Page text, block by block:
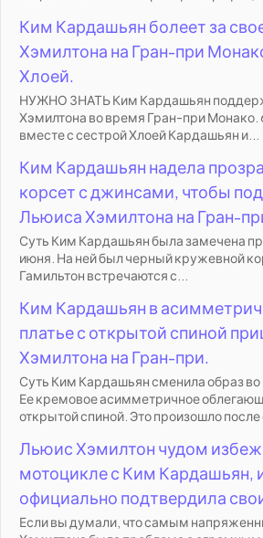
Ким Кардашьян болеет за
Хэмилтона на Гран-при
Хлоей.
НУЖНО ЗНАТЬ Ким Кардашьян
Хэмилтона во время Гран-при
вместе с сестрой Хлоей Кардашьян и...
Ким Кардашьян надела
корсет с джинсами, чтобы
Льюиса Хэмилтона на Гран-
Суть Ким Кардашьян была замечена
июня. На ней был черный кружевной
Гамильтон встречаются с...
Ким Кардашьян в
платье с открытой спиной
Хэмилтона на Гран-при.
Суть Ким Кардашьян сменила образ
Ее кремовое асимметричное
открытой спиной. Это произошло после
Льюис Хэмилтон чудом
мотоцикле с Ким Кардашьян,
официально подтвердила
Если вы думали, что самым